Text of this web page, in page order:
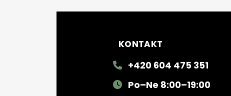
KONTAKT
+420 604 475 351
Po–Ne 8:00–19:00